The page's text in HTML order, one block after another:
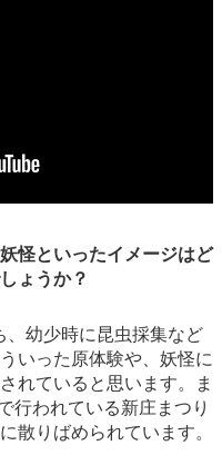
怪といったイメージはど
ょうか？
幼少時に昆虫採集など
いった原体験や、妖怪に
れていると思います。ま
行われている新庄まつり
散りばめられています。